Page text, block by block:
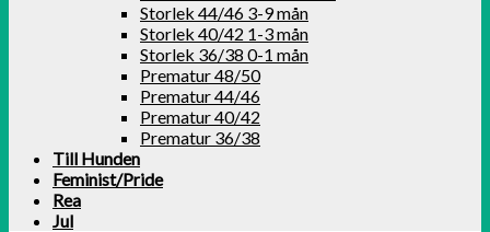
Storlek 44/46 3-9 mån
Storlek 40/42 1-3 mån
Storlek 36/38 0-1 mån
Prematur 48/50
Prematur 44/46
Prematur 40/42
Prematur 36/38
Till Hunden
Feminist/Pride
Rea
Jul